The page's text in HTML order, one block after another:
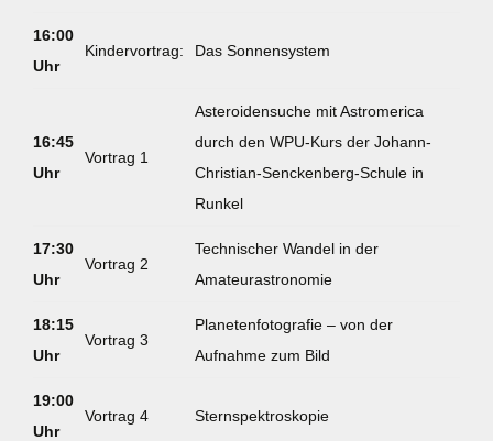
16:00
Uhr
Kindervortrag: Das Sonnensystem
16:45
Uhr
Vortrag 1
Asteroidensuche mit Astromerica
durch den WPU-Kurs der Johann-
Christian-Senckenberg-Schule in
Runkel
17:30
Uhr
Vortrag 2
Technischer Wandel in der
Amateurastronomie
18:15
Uhr
Vortrag 3
Planetenfotografie – von der
Aufnahme zum Bild
19:00
Uhr
Vortrag 4 Sternspektroskopie